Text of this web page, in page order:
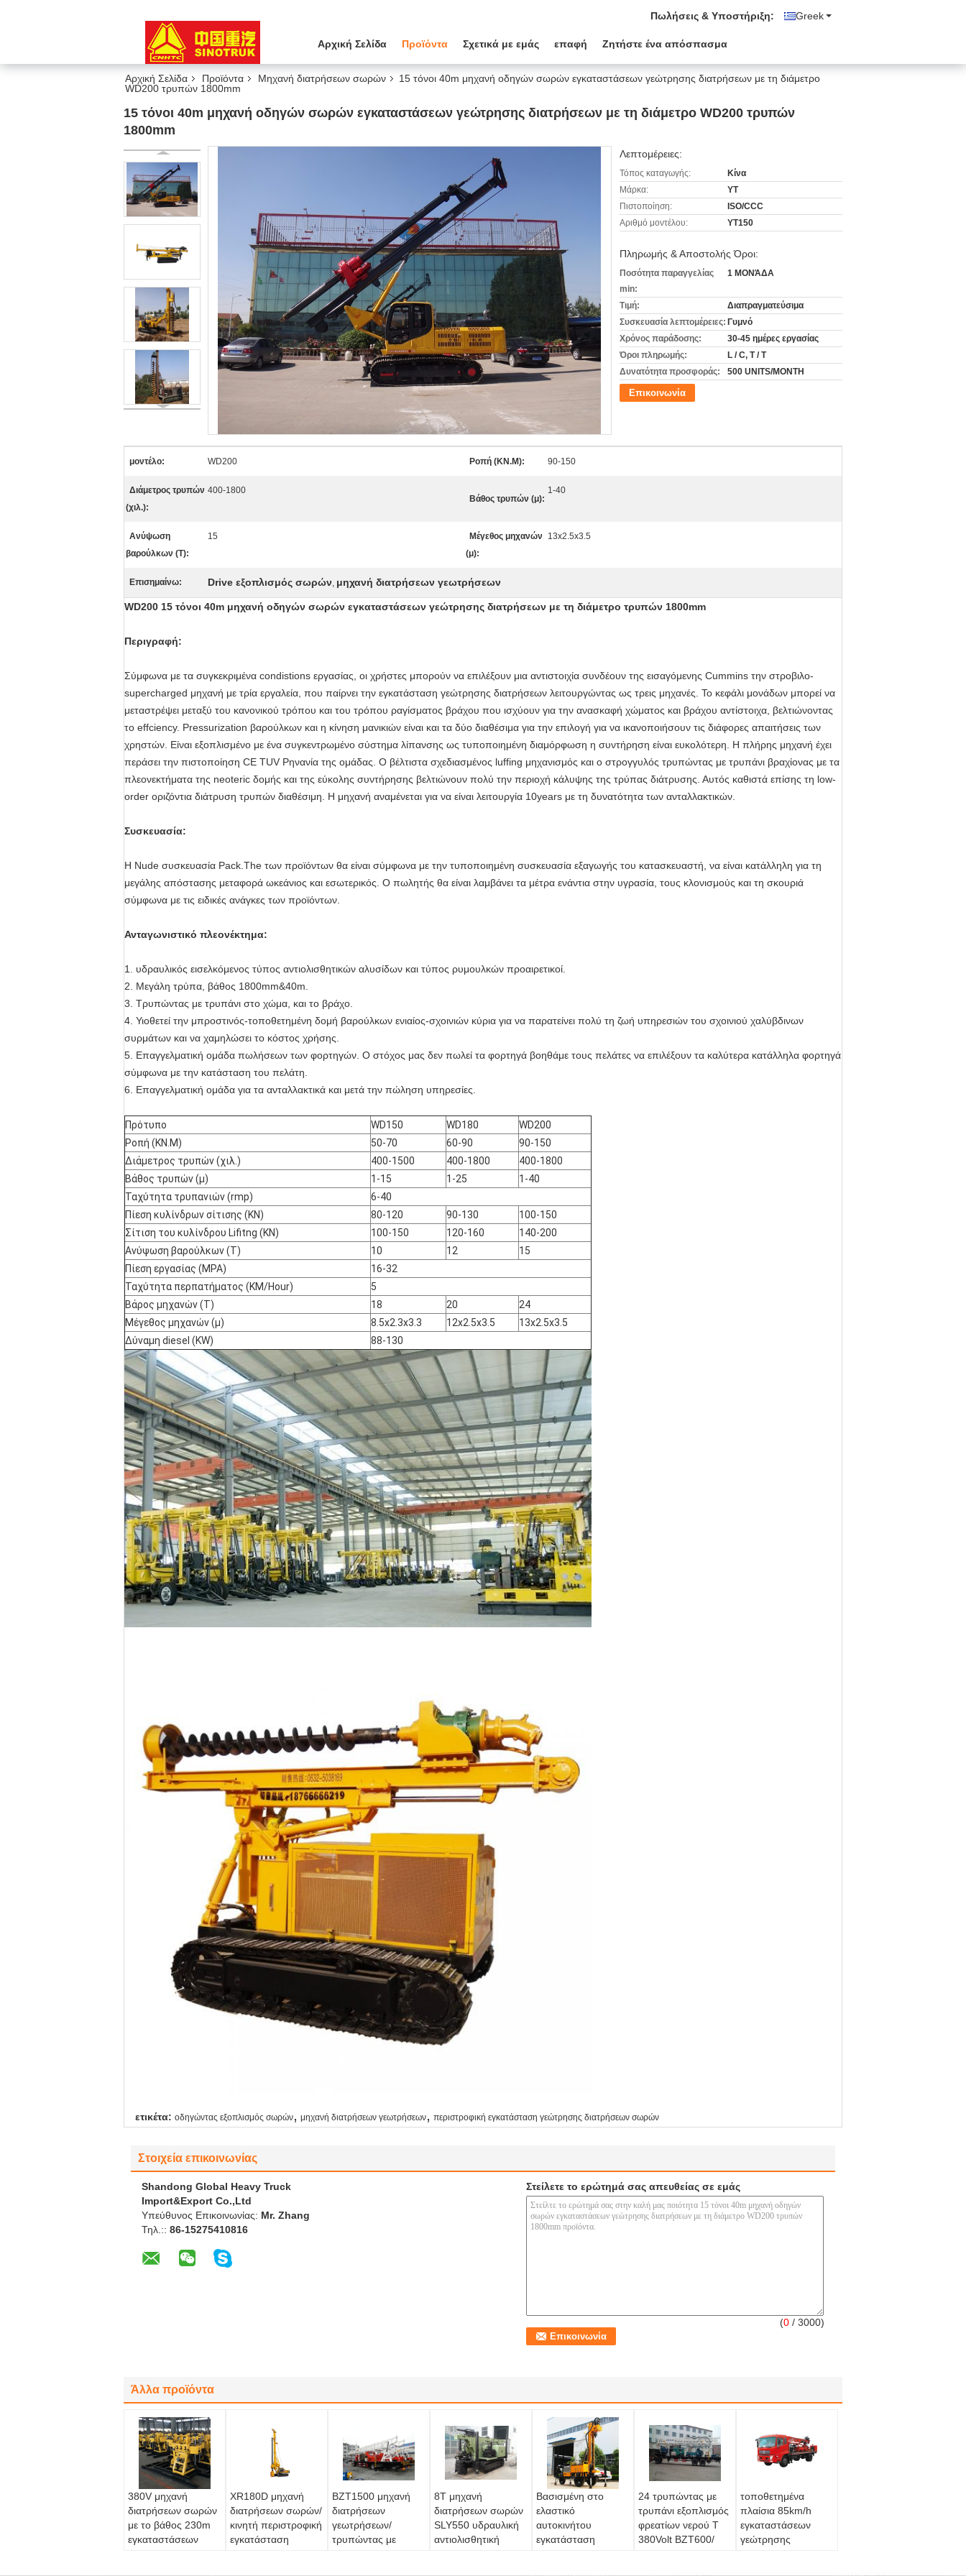
Greek
Πωλήσεις & Υποστήριξη:
Αρχική Σελίδα Προϊόντα Σχετικά με εμάς επαφή Ζητήστε ένα απόσπασμα
Αρχική Σελίδα Προϊόντα Μηχανή διατρήσεων σωρών
15 τόνοι 40m μηχανή οδηγών σωρών εγκαταστάσεων γεώτρησης διατρήσεων με τη διάμετρο
WD200 τρυπών 1800mm
15 τόνοι 40m μηχανή οδηγών σωρών εγκαταστάσεων γεώτρησης διατρήσεων με τη διάμετρο WD200 τρυπών
1800mm
Λεπτομέρειες:
Τόπος καταγωγής:
Κίνα
Μάρκα:
YT
Πιστοποίηση:
ISO/CCC
Αριθμό μοντέλου:
YT150
Πληρωμής & Αποστολής Όροι:
Ποσότητα παραγγελίας
min:
1 ΜΟΝΆΔΑ
Τιμή:
Διαπραγματεύσιμα
Συσκευασία λεπτομέρειες: Γυμνό
Χρόνος παράδοσης:
30-45 ημέρες εργασίας
Όροι πληρωμής:
L / C, T / T
Δυνατότητα προσφοράς:
500 UNITS/MONTH
Επικοινωνία
μοντέλο: WD200 Ροπή (KN.M): 90-150
Διάμετρος τρυπών
(χιλ.):
400-1800
Βάθος τρυπών (μ):
1-40
Ανύψωση
βαρούλκων (Τ):
15
Μέγεθος μηχανών
(μ):
13x2.5x3.5
Επισημαίνω: Drive εξοπλισμός σωρών, μηχανή διατρήσεων γεωτρήσεων
WD200 15 τόνοι 40m μηχανή οδηγών σωρών εγκαταστάσεων γεώτρησης διατρήσεων με τη διάμετρο τρυπών 1800mm
Περιγραφή:
Σύμφωνα με τα συγκεκριμένα condistions εργασίας, οι χρήστες μπορούν να επιλέξουν μια αντιστοιχία συνδέουν της εισαγόμενης Cummins την στροβιλο-
supercharged μηχανή με τρία εργαλεία, που παίρνει την εγκατάσταση γεώτρησης διατρήσεων λειτουργώντας ως τρεις μηχανές. Το κεφάλι μονάδων μπορεί να
μεταστρέψει μεταξύ του κανονικού τρόπου και του τρόπου ραγίσματος βράχου που ισχύουν για την ανασκαφή χώματος και βράχου αντίστοιχα, βελτιώνοντας
το effciency. Pressurization βαρούλκων και η κίνηση μανικιών είναι και τα δύο διαθέσιμα για την επιλογή για να ικανοποιήσουν τις διάφορες απαιτήσεις των
χρηστών. Είναι εξοπλισμένο με ένα συγκεντρωμένο σύστημα λίπανσης ως τυποποιημένη διαμόρφωση η συντήρηση είναι ευκολότερη. Η πλήρης μηχανή έχει
περάσει την πιστοποίηση CE TUV Ρηνανία της ομάδας. Ο βέλτιστα σχεδιασμένος luffing μηχανισμός και ο στρογγυλός τρυπώντας με τρυπάνι βραχίονας με τα
πλεονεκτήματα της neoteric δομής και της εύκολης συντήρησης βελτιώνουν πολύ την περιοχή κάλυψης της τρύπας διάτρυσης. Αυτός καθιστά επίσης τη low-
order οριζόντια διάτρυση τρυπών διαθέσιμη. Η μηχανή αναμένεται για να είναι λειτουργία 10years με τη δυνατότητα των ανταλλακτικών.
Συσκευασία:
Η Nude συσκευασία Pack.The των προϊόντων θα είναι σύμφωνα με την τυποποιημένη συσκευασία εξαγωγής του κατασκευαστή, να είναι κατάλληλη για τη
μεγάλης απόστασης μεταφορά ωκεάνιος και εσωτερικός. Ο πωλητής θα είναι λαμβάνει τα μέτρα ενάντια στην υγρασία, τους κλονισμούς και τη σκουριά
σύμφωνα με τις ειδικές ανάγκες των προϊόντων.
Ανταγωνιστικό πλεονέκτημα:
1. υδραυλικός εισελκόμενος τύπος αντιολισθητικών αλυσίδων και τύπος ρυμουλκών προαιρετικοί.
2. Μεγάλη τρύπα, βάθος 1800mm&40m.
3. Τρυπώντας με τρυπάνι στο χώμα, και το βράχο.
4. Υιοθετεί την μπροστινός-τοποθετημένη δομή βαρούλκων ενιαίος-σχοινιών κύρια για να παρατείνει πολύ τη ζωή υπηρεσιών του σχοινιού χαλύβδινων
συρμάτων και να χαμηλώσει το κόστος χρήσης.
5. Επαγγελματική ομάδα πωλήσεων των φορτηγών. Ο στόχος μας δεν πωλεί τα φορτηγά βοηθάμε τους πελάτες να επιλέξουν τα καλύτερα κατάλληλα φορτηγά
σύμφωνα με την κατάσταση του πελάτη.
6. Επαγγελματική ομάδα για τα ανταλλακτικά και μετά την πώληση υπηρεσίες.
Πρότυπο WD150 WD180
WD200
Ροπή (KN.M)
50-70 60-90
90-150
Διάμετρος τρυπών (χιλ.)
400-1500 400-1800
400-1800
Βάθος τρυπών (μ)
1-15 1-25
1-40
Ταχύτητα τρυπανιών (rmp)
6-40
Πίεση κυλίνδρων σίτισης (KN)
80-120 90-130
100-150
Σίτιση του κυλίνδρου Lifitng (KN)
100-150 120-160
140-200
Ανύψωση βαρούλκων (Τ)
10 12
15
Πίεση εργασίας (MPA)
16-32
Ταχύτητα περπατήματος (KM/Hour)
5
Βάρος μηχανών (Τ)
18 20
24
Μέγεθος μηχανών (μ)
8.5x2.3x3.3 12x2.5x3.5
13x2.5x3.5
Δύναμη diesel (KW)
88-130
ετικέτα: οδηγώντας εξοπλισμός σωρών, μηχανή διατρήσεων γεωτρήσεων, περιστροφική εγκατάσταση γεώτρησης διατρήσεων σωρών
Στοιχεία επικοινωνίας
Shandong Global Heavy Truck
Import&Export Co.,Ltd
Υπεύθυνος Επικοινωνίας: Mr. Zhang
Τηλ.:: 86-15275410816
Στείλετε το ερώτημά σας απευθείας σε εμάς
(0 / 3000)
Άλλα προϊόντα
380V μηχανή
διατρήσεων σωρών
με το βάθος 230m
εγκαταστάσεων
XR180D μηχανή
διατρήσεων σωρών/
κινητή περιστροφική
εγκατάσταση
BZT1500 μηχανή
διατρήσεων
γεωτρήσεων/
τρυπώντας με
8T μηχανή
διατρήσεων σωρών
SLY550 υδραυλική
αντιολισθητική
Βασισμένη στο
ελαστικό
αυτοκινήτου
εγκατάσταση
24 τρυπώντας με
τρυπάνι εξοπλισμός
φρεατίων νερού Τ
380Volt BZT600/
τοποθετημένα
πλαίσια 85km/h
εγκαταστάσεων
γεώτρησης